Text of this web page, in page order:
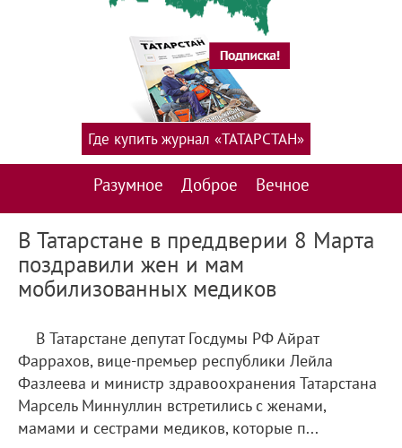
Разумное Доброе Вечное
Где купить журнал «ТАТАРСТАН»
В Татарстане в преддверии 8 Марта
поздравили жен и мам
мобилизованных медиков
В Татарстане депутат Госдумы РФ Айрат
Фаррахов, вице-премьер республики Лейла
Фазлеева и министр здравоохранения Татарстана
Марсель Миннуллин встретились с женами,
мамами и сестрами медиков, которые п...